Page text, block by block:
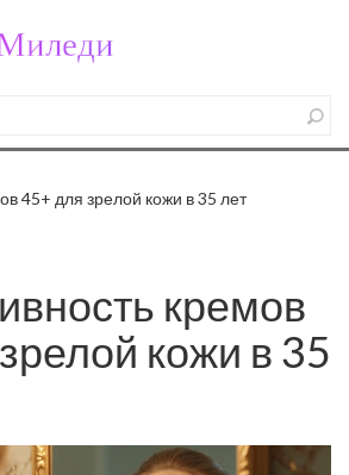
45+ для зрелой кожи в 35 лет
кремов
кожи в 35